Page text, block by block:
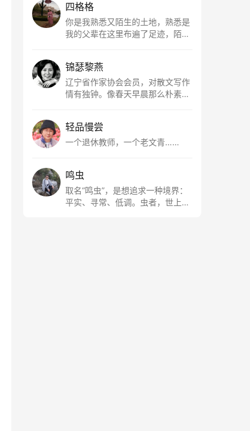
四格格
你是我熟悉又陌生的土地，熟悉是
我的父辈在这里布遍了足迹，陌生
根所在，我用文字慢慢认识你、慢
慢熟悉你。
锦瑟黎燕
辽宁省作家协会会员，对散文写作
情有独钟。像春天早晨那么朴素，
轻品慢尝
一个退休教师，一个老文青……
鸣虫
取名“鸣虫”，是想追求一种境界：
平实、寻常、低调。虫者，世上最